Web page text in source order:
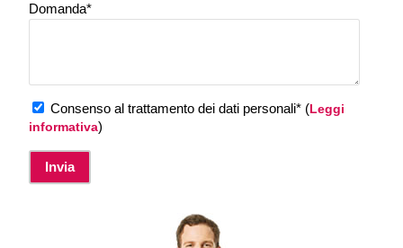
Domanda*
Consenso al trattamento dei dati personali* (Leggi
informativa)
Invia